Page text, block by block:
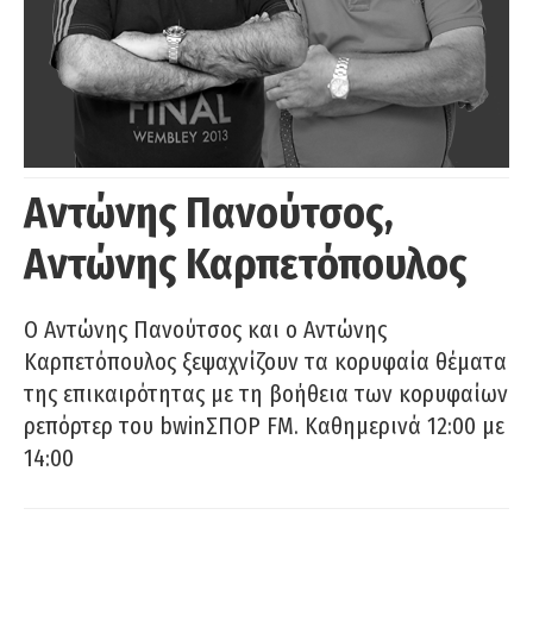
Αντώνης Πανούτσος,
Αντώνης Καρπετόπουλος
Ο Αντώνης Πανούτσος και ο Αντώνης
Καρπετόπουλος ξεψαχνίζουν τα κορυφαία θέματα
της επικαιρότητας με τη βοήθεια των κορυφαίων
ρεπόρτερ του bwinΣΠΟΡ FM. Καθημερινά 12:00 με
14:00